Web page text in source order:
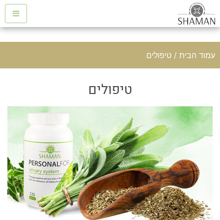
עמוד הבית / טיפולים
טיפולים